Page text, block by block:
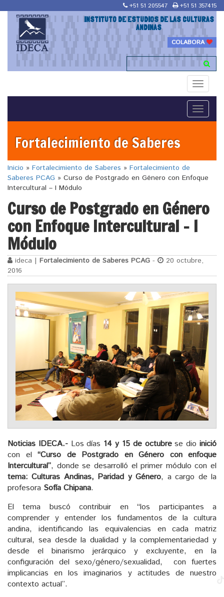
+51 51 205547 +51 51 357415
INSTITUTO DE ESTUDIOS DE LAS CULTURAS
ANDINAS
COLABORA
Toggle
Toggle
Fortalecimiento de Saberes
Inicio » Fortalecimiento de Saberes » Fortalecimiento de
Saberes PCAG » Curso de Postgrado en Género con Enfoque
Intercultural – I Módulo
Curso de Postgrado en Género
con Enfoque Intercultural – I
Módulo
ideca | Fortalecimiento de Saberes PCAG -
20 octubre,
2016
Noticias IDECA.-Los días 14 y 15 de octubrese dio inició
con el “Curso de Postgrado en Género con enfoque
Intercultural”, donde se desarrolló el primer módulo con el
tema: Culturas Andinas, Paridad y Género, a cargo de la
profesora Sofía Chipana.
El tema buscó contribuir en “los participantes a
comprender y entender los fundamentos de la cultura
andina, identificando las equivalencias en cada matriz
cultural, sea desde la dualidad y la complementariedad y
desde el binarismo jerárquico y excluyente, en la
configuración del sexo/género/sexualidad, con fuertes
implicancias en los imaginarios y actitudes de nuestro
contexto actual”.